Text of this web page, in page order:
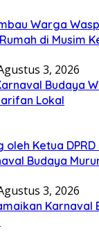
2026
Soroti
Struktur BPBD
2026
Raperda
Murung Raya
5, 2026
Minta
5, 2026
Minta Investor